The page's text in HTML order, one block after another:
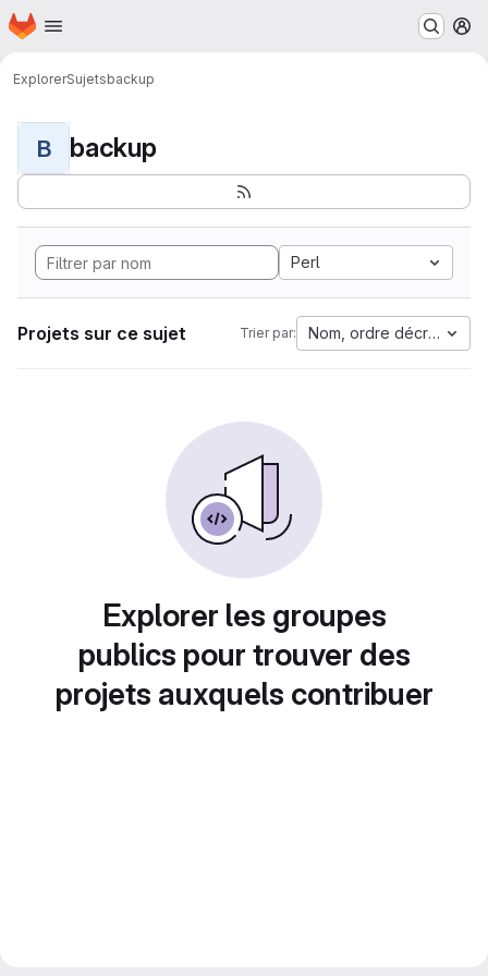
Passer au contenu principal
Page d'accueil
ExplorerSujetsbackup
B backup
Perl
Projets sur ce sujet Trier par: Nom, ordre décroissant
Explorer les groupes
publics pour trouver des
projets auxquels contribuer